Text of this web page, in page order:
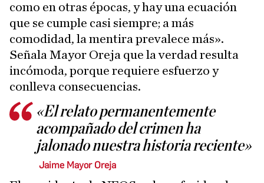
como en otras épocas, y hay una ecuación
que se cumple casi siempre; a más
comodidad, la mentira prevalece más».
Señala Mayor Oreja que la verdad resulta
incómoda, porque requiere esfuerzo y
conlleva consecuencias.
«El relato permanentemente
acompañado del crimen ha
jalonado nuestra historia reciente»
Jaime Mayor Oreja